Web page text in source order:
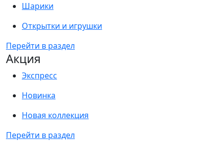
Шарики
Открытки и игрушки
Перейти в раздел
Акция
Экспресс
Новинка
Новая коллекция
Перейти в раздел